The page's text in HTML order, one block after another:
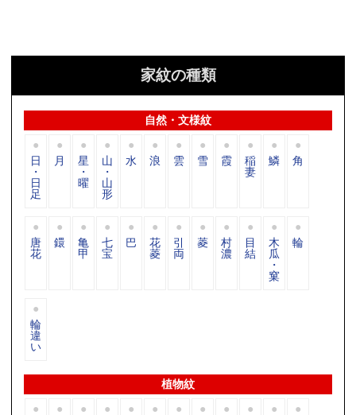
家紋の種類
自然・文様紋
日
・
日
足
月 星
・
曜
山
・
山
形
水 浪 雲 雪 霞 稲
妻
鱗 角
唐
花
鐶 亀
甲
七
宝
巴 花
菱
引
両
菱 村
濃
目
結
木
瓜
・
窠
輪
輪
違
い
植物紋